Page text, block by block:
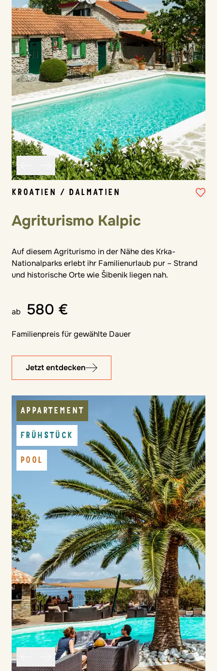
KROATIEN / DALMATIEN
Agriturismo Kalpic
Auf diesem Agriturismo in der Nähe des Krka-
Nationalparks erlebt ihr Familienurlaub pur – Strand
und historische Orte wie Šibenik liegen nah.
ab 580 €
Familienpreis für gewählte Dauer
Jetzt entdecken
APPARTEMENT
FRÜHSTÜCK
POOL